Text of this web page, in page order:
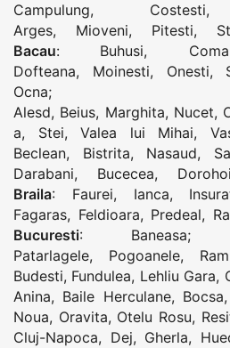
Campulung, Costesti
Arges, Mioveni, Pitesti,
Bacau: Buhusi,
Dofteana, Moinesti, Onesti,
Ocna
Alesd, Beius, Marghita, Nucet,
a, Stei, Valea lui Mihai,
Beclean, Bistrita, Nasaud,
Darabani, Bucecea, Dorohoi
Braila: Faurei, Ianca,
Fagaras, Feldioara, Predeal,
Bucuresti: Baneasa;
Patarlagele, Pogoanele,
Budesti, Fundulea, Lehliu Gara,
Anina, Baile Herculane, Bocsa,
Noua, Oravita, Otelu Rosu,
Cluj-Napoca, Dej, Gherla,